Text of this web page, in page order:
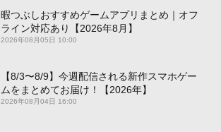
暇つぶしおすすめゲームアプリまとめ｜オフ
ライン対応あり【2026年8月】
2026年08月05日 10:00
【8/3〜8/9】今週配信される新作スマホゲー
ムをまとめてお届け！【2026年】
2026年08月04日 16:00